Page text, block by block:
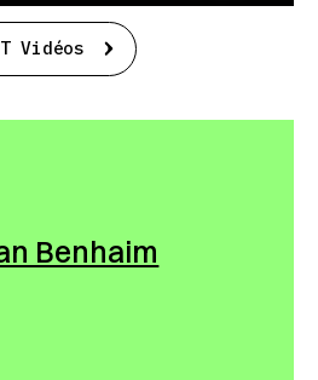
Vidéos
Benhaim